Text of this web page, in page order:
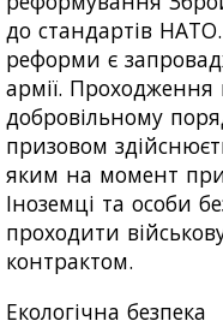
до стандартів
реформи є
армії. Проходження
добровільному
призовом
яким на момент
Іноземці та особи
проходити
контрактом.
Екологічна безпека